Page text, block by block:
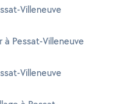
Villeneuve
Pessat-Villeneuve
Villeneuve